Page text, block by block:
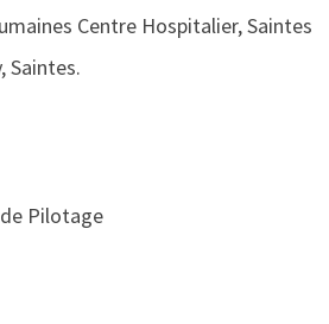
Centre Hospitalier, Saintes
Saintes.
Pilotage